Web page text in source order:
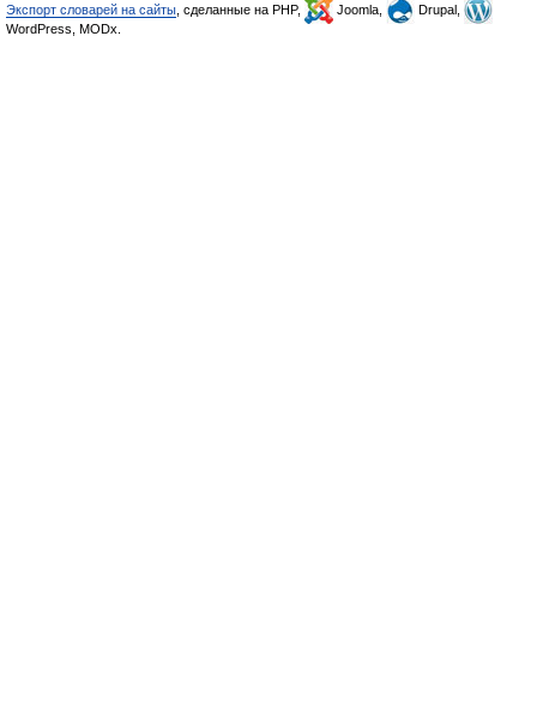
Экспорт словарей на сайты , сделанные на PHP, Joomla,
Drupal,
WordPress, MODx.